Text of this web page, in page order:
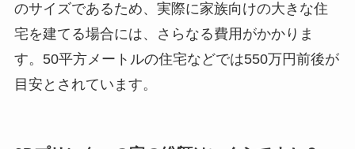
のサイズであるため、実際に家族向けの大きな住
宅を建てる場合には、さらなる費用がかかりま
す。50平方メートルの住宅などでは550万円前後が
目安とされています。